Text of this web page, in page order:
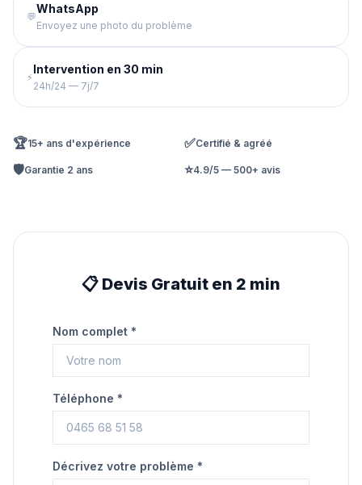
💬
WhatsApp
Envoyez une photo du problème
⚡
Intervention en 30 min
24h/24 — 7j/7
🏆15+ ans d'expérience ✅Certifié & agréé
🛡️Garantie 2 ans ⭐4.9/5 — 500+ avis
📋 Devis Gratuit en 2 min
Nom complet *
Téléphone *
Décrivez votre problème *